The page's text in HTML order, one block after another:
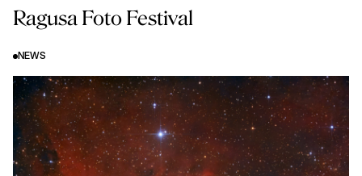
Ragusa Foto Festival
NEWS